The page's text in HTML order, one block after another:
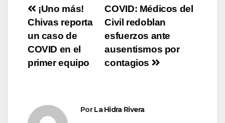
Navegación
de
entradas
COVID: Médicos del
Civil redoblan
esfuerzos ante
ausentismos por
contagios
¡Uno más!
Chivas reporta
un caso de
COVID en el
primer equipo
PorLa Hidra Rivera